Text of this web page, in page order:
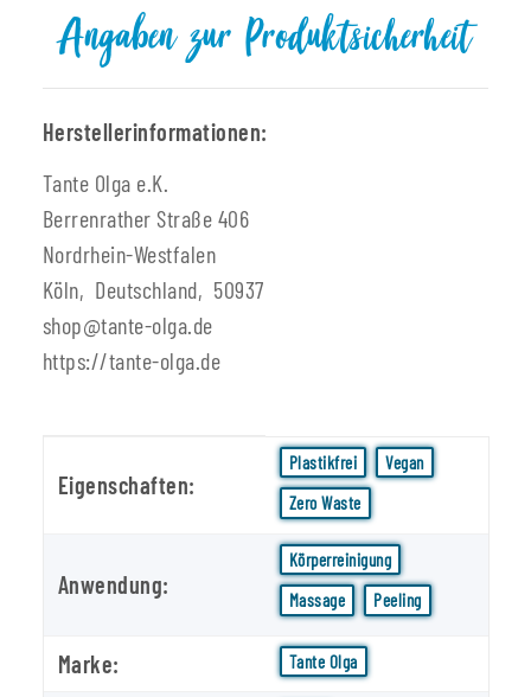
Angaben zur Produktsicherheit
Herstellerinformationen:
Tante Olga e.K.
Berrenrather Straße 406
Nordrhein-Westfalen
Köln, Deutschland, 50937
shop@tante-olga.de
https://tante-olga.de
Eigenschaften:
Plastikfrei
Vegan
Zero Waste
Anwendung:
Körperreinigung
Massage
Peeling
Marke: Tante Olga